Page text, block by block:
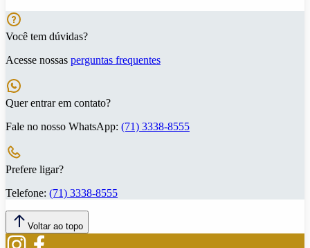
Você tem dúvidas?
Acesse nossas perguntas frequentes
Quer entrar em contato?
Fale no nosso WhatsApp: (71) 3338-8555
Prefere ligar?
Telefone: (71) 3338-8555
Voltar ao topo